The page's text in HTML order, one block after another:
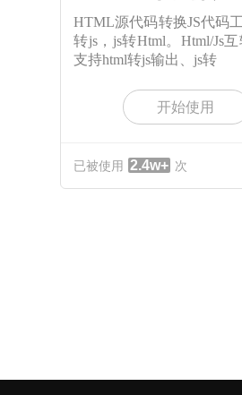
HTML源代码转换JS代码
转js，js转Html。Html/Js互
支持html转js输出、js转
开始使用
已被使用 2.4w+ 次